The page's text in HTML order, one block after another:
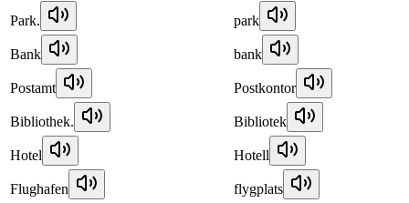
Park. park
Bank bank
Postamt Postkontor
Bibliothek. Bibliotek
Hotel Hotell
Flughafen flygplats